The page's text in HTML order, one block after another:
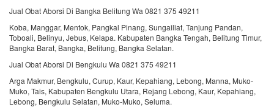
Jual Obat Aborsi Di Bangka Belitung Wa 0821 375 49211
Koba, Manggar, Mentok, Pangkal Pinang, Sungailiat, Tanjung Pandan,
Toboali, Belinyu, Jebus, Kelapa. Kabupaten Bangka Tengah, Belitung Timur,
Bangka Barat, Bangka, Belitung, Bangka Selatan.
Jual Obat Aborsi Di Bengkulu Wa 0821 375 49211
Arga Makmur, Bengkulu, Curup, Kaur, Kepahiang, Lebong, Manna, Muko-
Muko, Tais, Kabupaten Bengkulu Utara, Rejang Lebong, Kaur, Kepahiang,
Lebong, Bengkulu Selatan, Muko-Muko, Seluma.